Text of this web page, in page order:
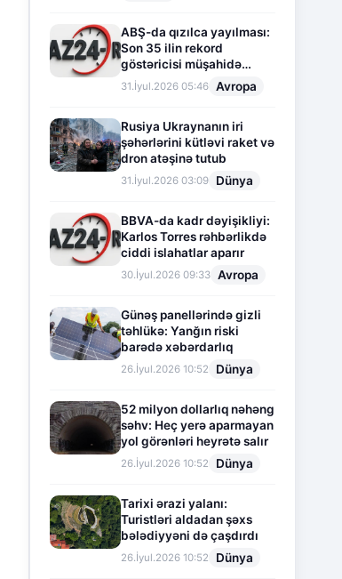
ABŞ-da qızılca yayılması:
Son 35 ilin rekord
göstəricisi müşahidə
olunur
31.İyul.2026 05:46 Avropa
Rusiya Ukraynanın iri
şəhərlərini kütləvi raket və
dron atəşinə tutub
31.İyul.2026 03:09 Dünya
BBVA-da kadr dəyişikliyi:
Karlos Torres rəhbərlikdə
ciddi islahatlar aparır
30.İyul.2026 09:33 Avropa
Günəş panellərində gizli
təhlükə: Yanğın riski
barədə xəbərdarlıq
26.İyul.2026 10:52 Dünya
52 milyon dollarlıq nəhəng
səhv: Heç yerə aparmayan
yol görənləri heyrətə salır
26.İyul.2026 10:52 Dünya
Tarixi ərazi yalanı:
Turistləri aldadan şəxs
bələdiyyəni də çaşdırdı
26.İyul.2026 10:52 Dünya